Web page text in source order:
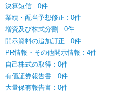
決算短信 : 0件
業績・配当予想修正 : 0件
増資及び株式分割 : 0件
開示資料の追加訂正 : 0件
PR情報・その他開示情報 : 4件
自己株式の取得 : 0件
有価証券報告書 : 0件
大量保有報告書 : 0件